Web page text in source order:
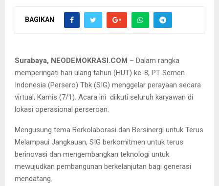
BAGIKAN
Judisiawan (layar kanan) bersama Chief of Digital Innovation
Officer Telkom Indonesia, Muhammad Fajrin Rasyid (layar kiri)
pada acara webinar pada perayaan HUT ke-8 SIG yang dilakukan
Surabaya, NEODEMOKRASI.COM – Dalam rangka
memperingati hari ulang tahun (HUT) ke-8, PT Semen
Indonesia (Persero) Tbk (SIG) menggelar perayaan secara
virtual, Kamis (7/1). Acara ini diikuti seluruh karyawan di
lokasi operasional perseroan.
Mengusung tema Berkolaborasi dan Bersinergi untuk Terus
Melampaui Jangkauan, SIG berkomitmen untuk terus
berinovasi dan mengembangkan teknologi untuk
mewujudkan pembangunan berkelanjutan bagi generasi
mendatang.